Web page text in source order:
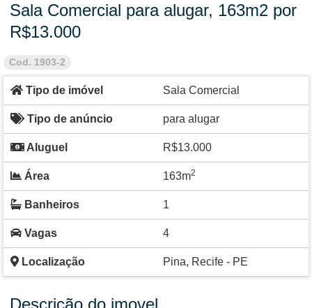
Sala Comercial para alugar, 163m2 por
R$13.000
Cod. 1903-2
Tipo de imóvel Sala Comercial
Tipo de anúncio para alugar
Aluguel R$13.000
Área 163m2
Banheiros 1
Vagas 4
Localização Pina, Recife - PE
Descrição do imovel